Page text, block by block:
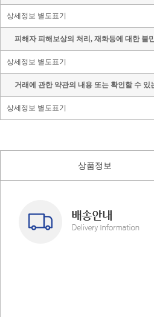
상세정보 별도표기
피해자 피해보상의 처리, 재화등에 대한 불
상세정보 별도표기
거래에 관한 약관의 내용 또는 확인할 수 있
상세정보 별도표기
상품정보